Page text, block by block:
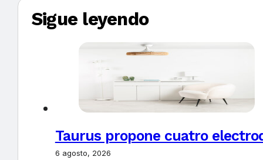
Sigue leyendo
Taurus propone cuatro
6 agosto, 2026